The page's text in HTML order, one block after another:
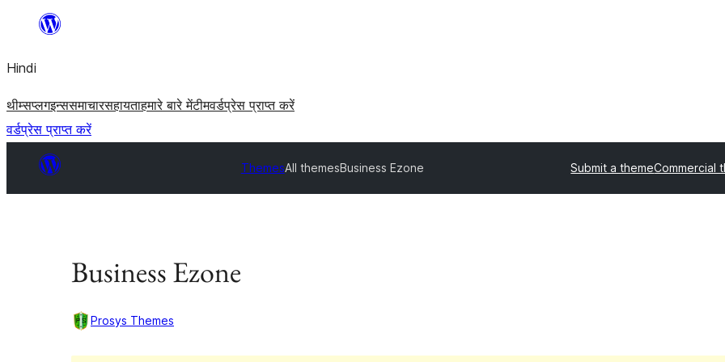
सामग्री
जाएं
Hindi
थीम्सप्लगइन्ससमाचारसहायताहमारे बारे मेंटीमवर्डप्रेस प्राप्त करें
वर्डप्रेस प्राप्त करें
ThemesAll themesBusiness Ezone Submit a themeCommercial
Business Ezone
Prosys Themes